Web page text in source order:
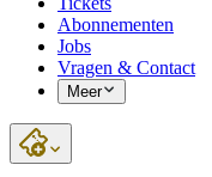
Abonnementen
Jobs
Vragen & Contact
Meer